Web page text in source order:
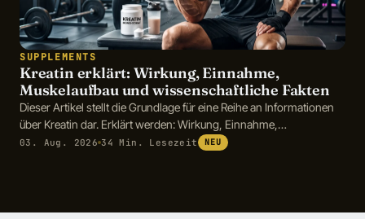
SUPPLEMENTS
Kreatin erklärt: Wirkung, Einnahme,
Muskelaufbau und wissenschaftliche Fakten
Dieser Artikel stellt die Grundlage für eine Reihe an Informationen
über Kreatin dar. Erklärt werden: Wirkung, Einnahme,
Muskelaufbau und wissenschaftliche Fakten
03. Aug. 2026 34 Min. Lesezeit NEU